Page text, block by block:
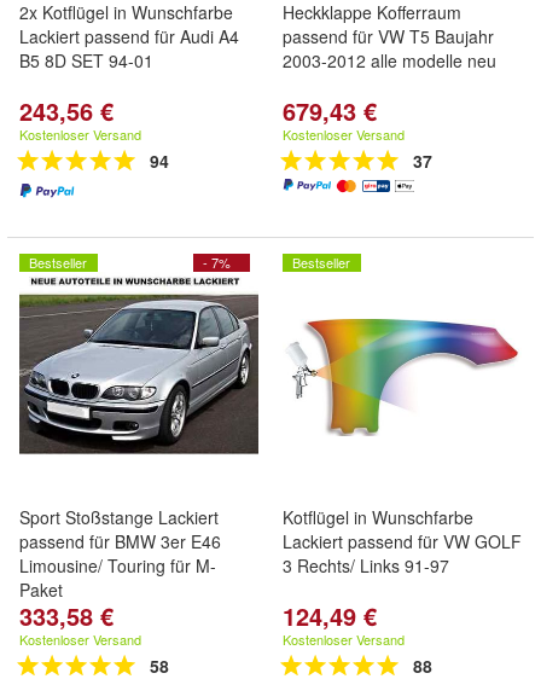
2x Kotflügel in Wunschfarbe
Lackiert passend für Audi A4
B5 8D SET 94-01
243,56 €
Kostenloser Versand
94
Heckklappe Kofferraum
passend für VW T5 Baujahr
2003-2012 alle modelle neu
679,43 €
Kostenloser Versand
37
- 7%
Bestseller
Sport Stoßstange Lackiert
passend für BMW 3er E46
Limousine/ Touring für M-
Paket
333,58 €
Kostenloser Versand
58
Bestseller
Kotflügel in Wunschfarbe
Lackiert passend für VW GOLF
3 Rechts/ Links 91-97
124,49 €
Kostenloser Versand
88